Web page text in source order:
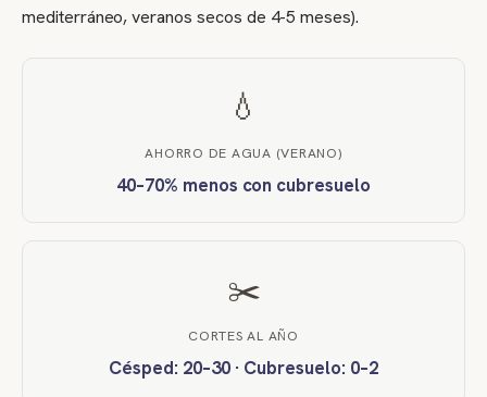
mediterráneo, veranos secos de 4-5 meses).
💧
AHORRO DE AGUA (VERANO)
40–70% menos con cubresuelo
✂️
CORTES AL AÑO
Césped: 20–30 · Cubresuelo: 0–2